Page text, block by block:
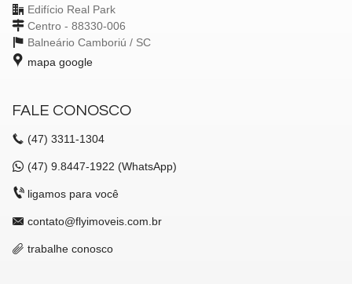
Edifício Real Park
Centro - 88330-006
Balneário Camboriú / SC
mapa google
FALE CONOSCO
(47) 3311-1304
(47) 9.8447-1922 (WhatsApp)
ligamos para você
contato@flyimoveis.com.br
trabalhe conosco